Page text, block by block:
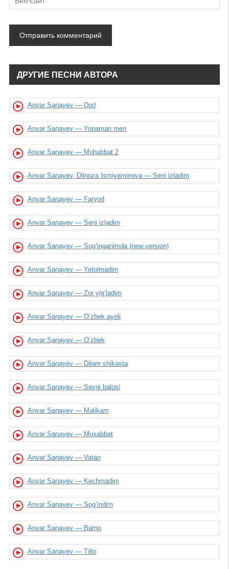
ДРУГИЕ ПЕСНИ АВТОРА
Anvar Sanayev — Dod
Anvar Sanayev — Yonaman men
Anvar Sanayev — Muhabbat 2
Anvar Sanayev, Dilnoza Ismiyaminova — Seni izladim
Anvar Sanayev — Faryod
Anvar Sanayev — Seni izladim
Anvar Sanayev — Sog’inganimda (new version)
Anvar Sanayev — Yetolmadim
Anvar Sanayev — Zor yig’ladim
Anvar Sanayev — O’zbek ayoli
Anvar Sanayev — O’zbek
Anvar Sanayev — Dilam shikasta
Anvar Sanayev — Sevgi balosi
Anvar Sanayev — Malikam
Anvar Sanayev — Muxabbat
Anvar Sanayev — Vatan
Anvar Sanayev — Kechmadim
Anvar Sanayev — Sog’indim
Anvar Sanayev — Barno
Anvar Sanayev — Tillo